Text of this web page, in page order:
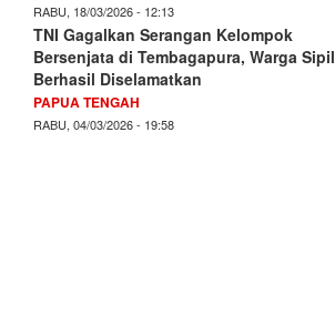
RABU, 18/03/2026 - 12:13
TNI Gagalkan Serangan Kelompok
Bersenjata di Tembagapura, Warga Sipil
Berhasil Diselamatkan
PAPUA TENGAH
RABU, 04/03/2026 - 19:58